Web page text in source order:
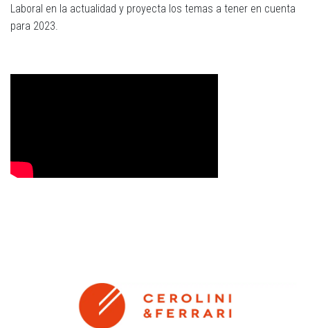
Laboral en la actualidad y proyecta los temas a tener en cuenta
para 2023.